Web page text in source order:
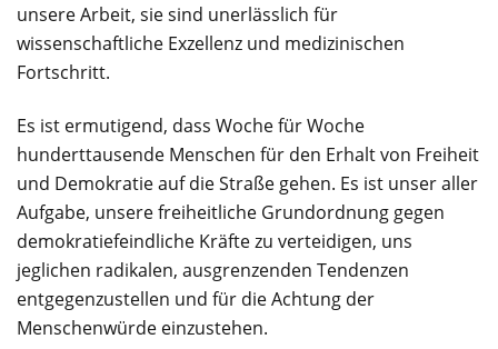
unsere Arbeit, sie sind unerlässlich für
wissenschaftliche Exzellenz und medizinischen
Fortschritt.
Es ist ermutigend, dass Woche für Woche
hunderttausende Menschen für den Erhalt von Freiheit
und Demokratie auf die Straße gehen. Es ist unser aller
Aufgabe, unsere freiheitliche Grundordnung gegen
demokratiefeindliche Kräfte zu verteidigen, uns
jeglichen radikalen, ausgrenzenden Tendenzen
entgegenzustellen und für die Achtung der
Menschenwürde einzustehen.